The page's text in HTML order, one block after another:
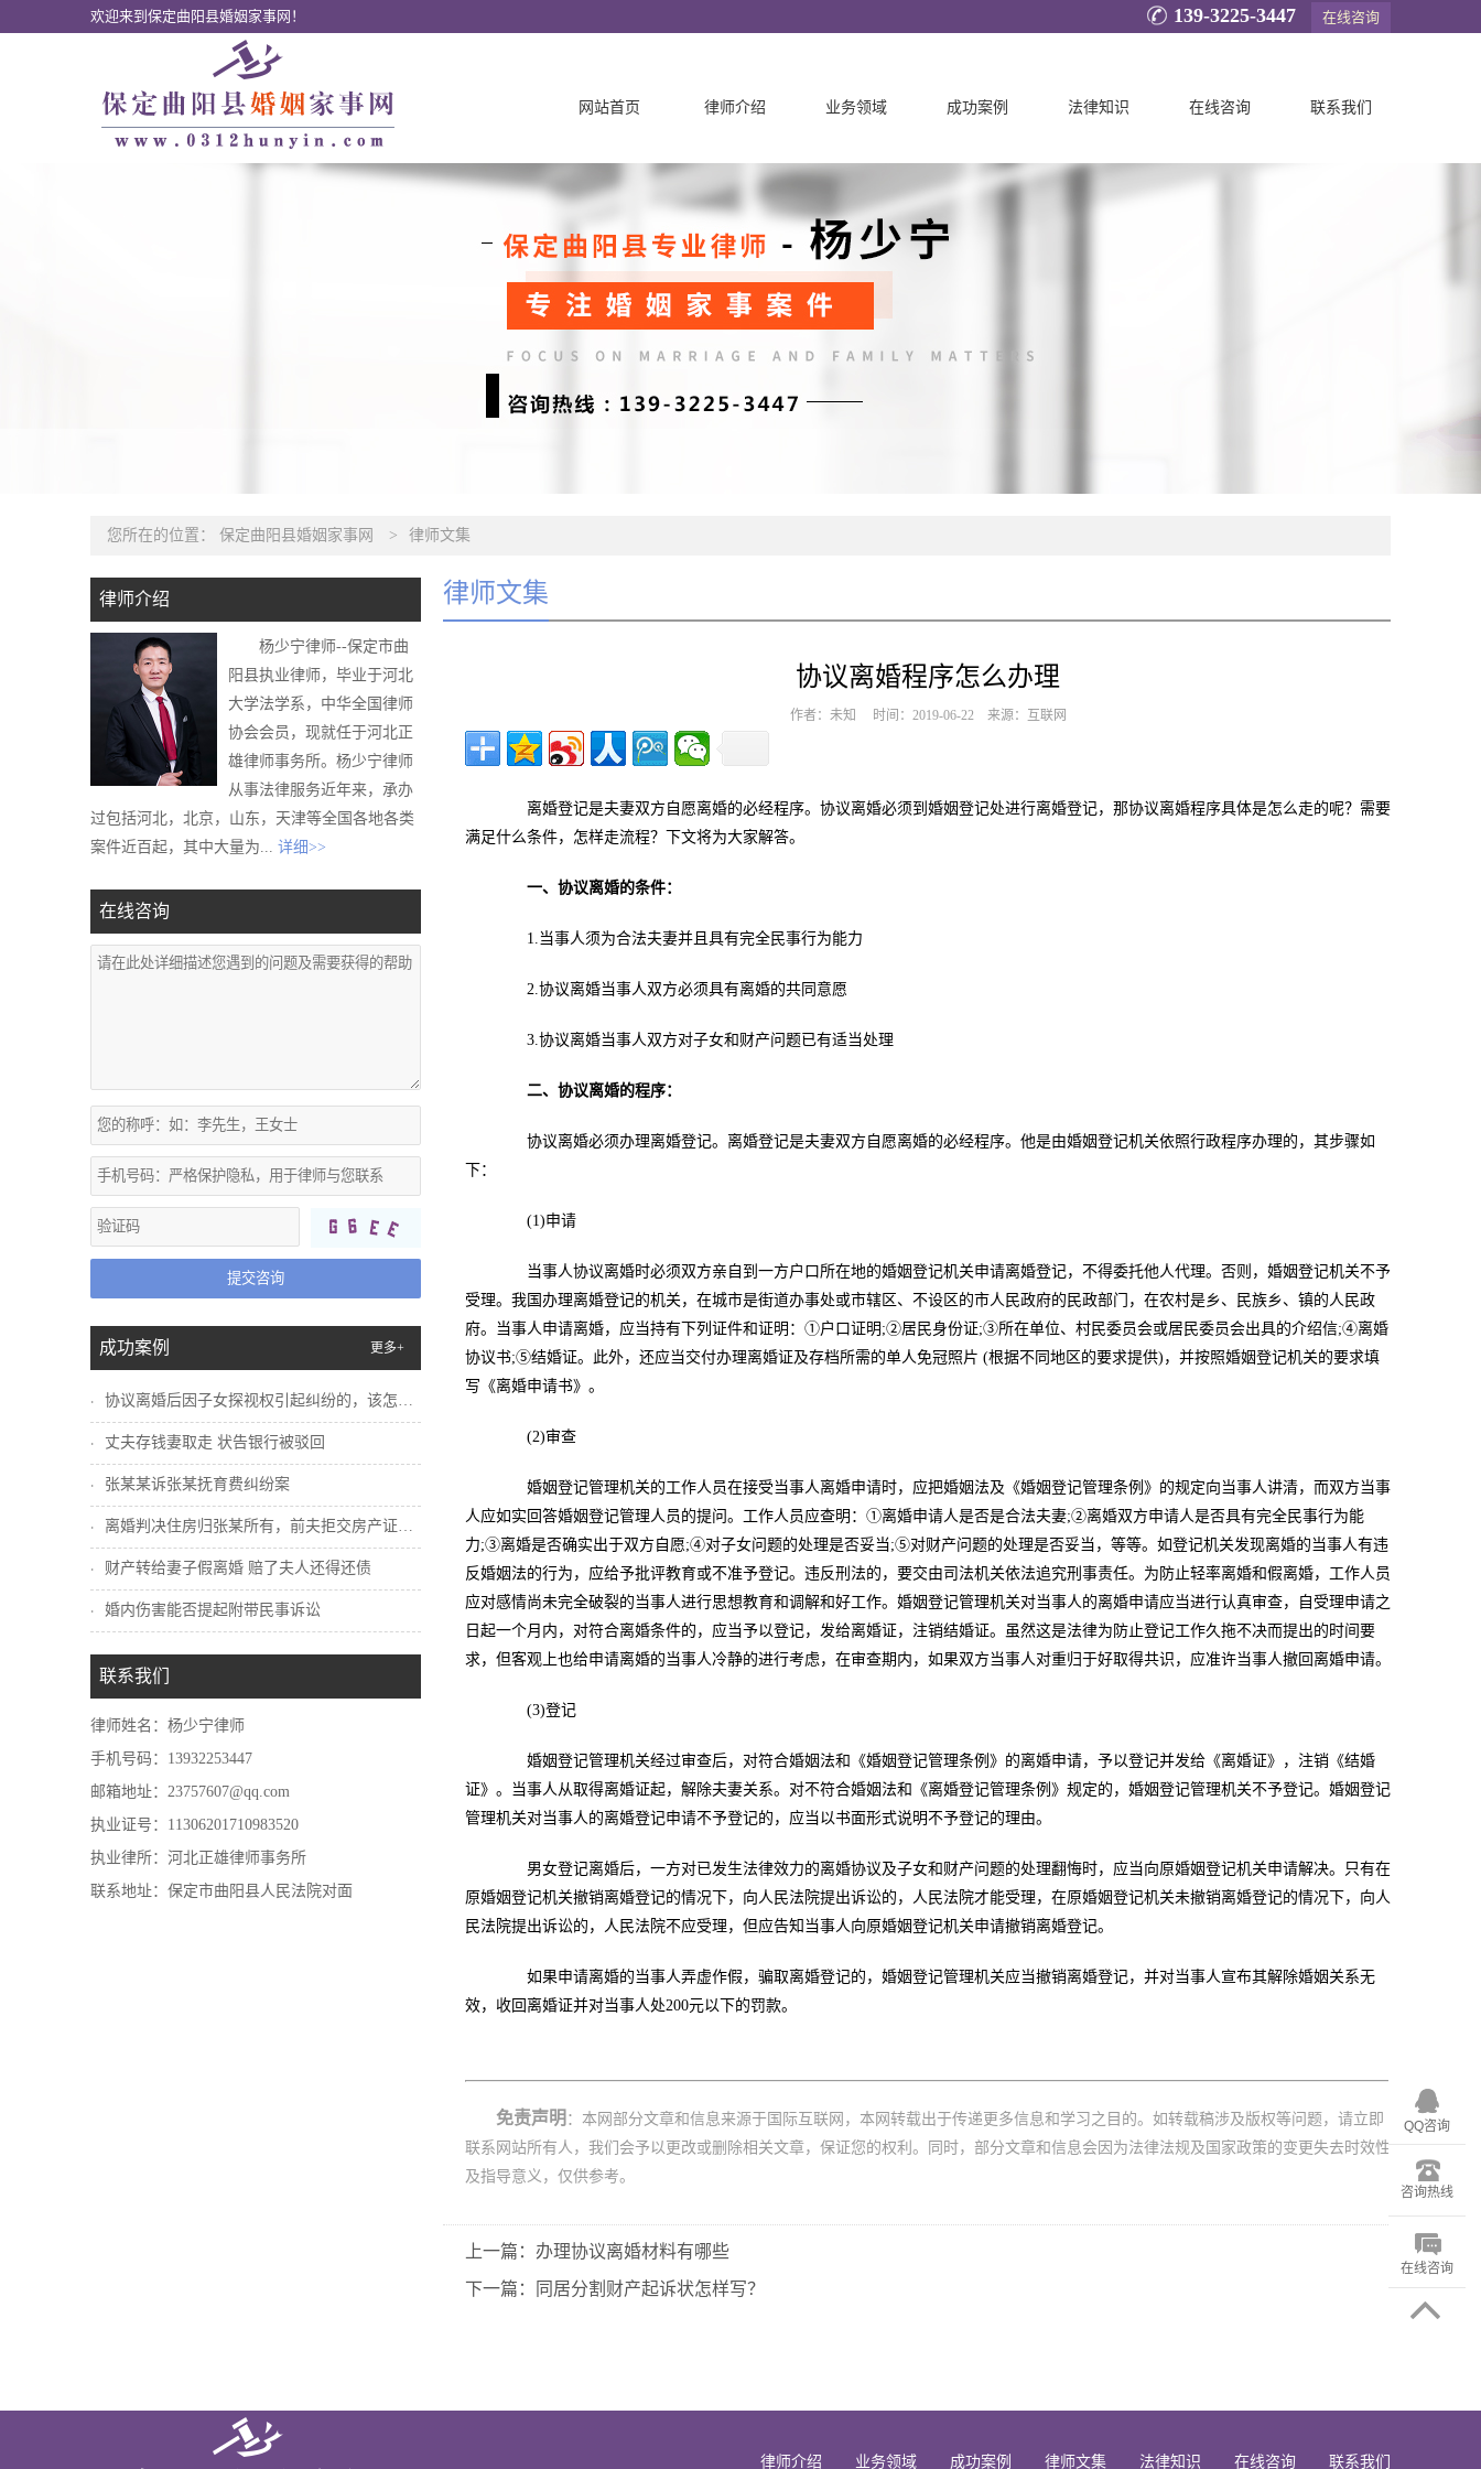
欢迎来到保定曲阳县婚姻家事网！ 139-3225-3447 在线咨询
网站首页 律师介绍 业务领域 成功案例 法律知识 在线咨询 联系我们
您所在的位置： 保定曲阳县婚姻家事网 > 律师文集
律师介绍
杨少宁律师--保定市曲
阳县执业律师，毕业于河北
大学法学系，中华全国律师
协会会员，现就任于河北正
雄律师事务所。杨少宁律师
从事法律服务近年来，承办
过包括河北，北京，山东，天津等全国各地各类
案件近百起，其中大量为... 详细>>
在线咨询
提交咨询
成功案例 更多+
协议离婚后因子女探视权引起纠纷的，该怎么...
丈夫存钱妻取走 状告银行被驳回
张某某诉张某抚育费纠纷案
离婚判决住房归张某所有，前夫拒交房产证怎...
财产转给妻子假离婚 赔了夫人还得还债
婚内伤害能否提起附带民事诉讼
联系我们
律师姓名：杨少宁律师
手机号码：13932253447
邮箱地址：23757607@qq.com
执业证号：11306201710983520
执业律所：河北正雄律师事务所
联系地址：保定市曲阳县人民法院对面
律师文集
协议离婚程序怎么办理
作者：未知 时间：2019-06-22 来源：互联网
离婚登记是夫妻双方自愿离婚的必经程序。协议离婚必须到婚姻登记处进行离婚登记，那协议离婚程序具体是怎么走的呢？需要
满足什么条件，怎样走流程？下文将为大家解答。
一、协议离婚的条件：
1.当事人须为合法夫妻并且具有完全民事行为能力
2.协议离婚当事人双方必须具有离婚的共同意愿
3.协议离婚当事人双方对子女和财产问题已有适当处理
二、协议离婚的程序：
协议离婚必须办理离婚登记。离婚登记是夫妻双方自愿离婚的必经程序。他是由婚姻登记机关依照行政程序办理的，其步骤如
下：
(1)申请
当事人协议离婚时必须双方亲自到一方户口所在地的婚姻登记机关申请离婚登记，不得委托他人代理。否则，婚姻登记机关不予
受理。我国办理离婚登记的机关，在城市是街道办事处或市辖区、不设区的市人民政府的民政部门，在农村是乡、民族乡、镇的人民政
府。当事人申请离婚，应当持有下列证件和证明：①户口证明;②居民身份证;③所在单位、村民委员会或居民委员会出具的介绍信;④离婚
协议书;⑤结婚证。此外，还应当交付办理离婚证及存档所需的单人免冠照片 (根据不同地区的要求提供)，并按照婚姻登记机关的要求填
写《离婚申请书》。
(2)审查
婚姻登记管理机关的工作人员在接受当事人离婚申请时，应把婚姻法及《婚姻登记管理条例》的规定向当事人讲清，而双方当事
人应如实回答婚姻登记管理人员的提问。工作人员应查明：①离婚申请人是否是合法夫妻;②离婚双方申请人是否具有完全民事行为能
力;③离婚是否确实出于双方自愿;④对子女问题的处理是否妥当;⑤对财产问题的处理是否妥当，等等。如登记机关发现离婚的当事人有违
反婚姻法的行为，应给予批评教育或不准予登记。违反刑法的，要交由司法机关依法追究刑事责任。为防止轻率离婚和假离婚，工作人员
应对感情尚未完全破裂的当事人进行思想教育和调解和好工作。婚姻登记管理机关对当事人的离婚申请应当进行认真审查，自受理申请之
日起一个月内，对符合离婚条件的，应当予以登记，发给离婚证，注销结婚证。虽然这是法律为防止登记工作久拖不决而提出的时间要
求，但客观上也给申请离婚的当事人冷静的进行考虑，在审查期内，如果双方当事人对重归于好取得共识，应准许当事人撤回离婚申请。
(3)登记
婚姻登记管理机关经过审查后，对符合婚姻法和《婚姻登记管理条例》的离婚申请，予以登记并发给《离婚证》，注销《结婚
证》。当事人从取得离婚证起，解除夫妻关系。对不符合婚姻法和《离婚登记管理条例》规定的，婚姻登记管理机关不予登记。婚姻登记
管理机关对当事人的离婚登记申请不予登记的，应当以书面形式说明不予登记的理由。
男女登记离婚后，一方对已发生法律效力的离婚协议及子女和财产问题的处理翻悔时，应当向原婚姻登记机关申请解决。只有在
原婚姻登记机关撤销离婚登记的情况下，向人民法院提出诉讼的，人民法院才能受理，在原婚姻登记机关未撤销离婚登记的情况下，向人
民法院提出诉讼的，人民法院不应受理，但应告知当事人向原婚姻登记机关申请撤销离婚登记。
如果申请离婚的当事人弄虚作假，骗取离婚登记的，婚姻登记管理机关应当撤销离婚登记，并对当事人宣布其解除婚姻关系无
效，收回离婚证并对当事人处200元以下的罚款。
免责声明 ：本网部分文章和信息来源于国际互联网，本网转载出于传递更多信息和学习之目的。如转载稿涉及版权等问题，请立即
联系网站所有人，我们会予以更改或删除相关文章，保证您的权利。同时，部分文章和信息会因为法律法规及国家政策的变更失去时效性
及指导意义，仅供参考。
上一篇：办理协议离婚材料有哪些
下一篇：同居分割财产起诉状怎样写？
律师介绍 业务领域 成功案例 律师文集 法律知识 在线咨询 联系我们
QQ咨询
咨询热线
在线咨询